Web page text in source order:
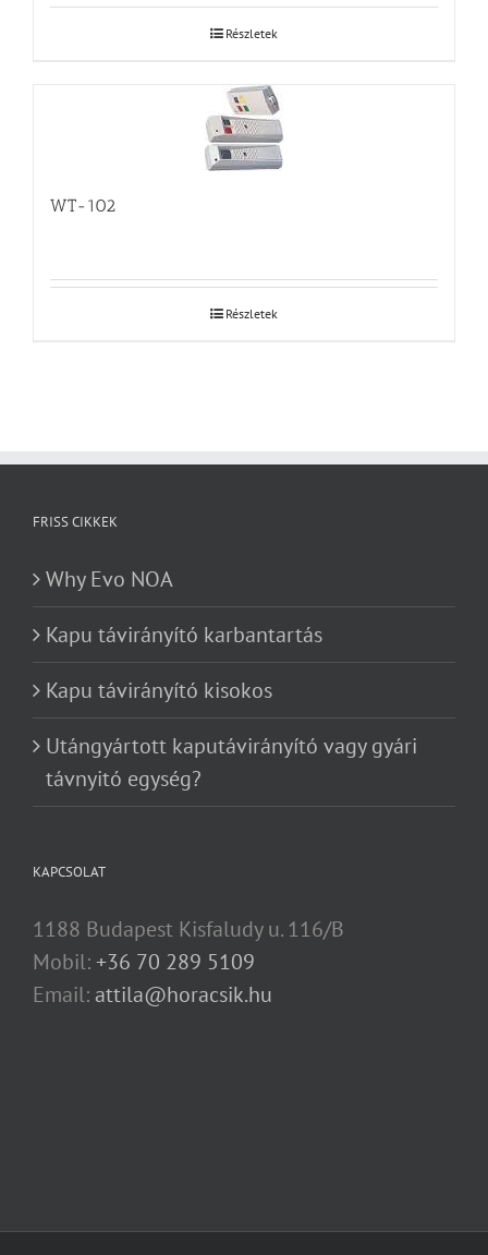
Részletek
WT-102
Részletek
FRISS CIKKEK
Why Evo NOA
Kapu távirányító karbantartás
Kapu távirányító kisokos
Utángyártott kaputávirányító vagy gyári
távnyitó egység?
KAPCSOLAT
1188 Budapest Kisfaludy u. 116/B
Mobil:+36 70 289 5109
Email: attila@horacsik.hu